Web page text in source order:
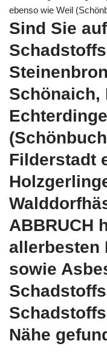
ebenso wie Weil
Sind Sie
Schönaich,
Filderstadt
ABBRUCH
allerbesten
sowie
Nähe